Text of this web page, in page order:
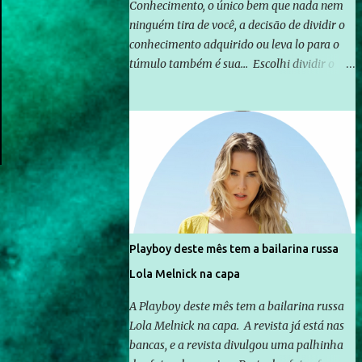
Conhecimento, o único bem que nada nem
ninguém tira de você, a decisão de dividir o
conhecimento adquirido ou leva lo para o
túmulo também é sua... Escolhi dividir o
mais e mais pessoas terem acesso a
educação e ao conhecimento. Não sou
Professor, a mais nobre das profissões, mas
tento ser um empreendedor da
comunicação, que além de informação
cotidiana, corriqueira e cada vez mais
preocupantes, do tipo que você já esta
acostumado a ver neste espaço, vou
trabalhar a ideia que possibilite distribuir
consistente a riqueza do conhecimento...
Exemplo: o cidadão brasileiro não precisa só
ser informado sobre operações da Lava Jato,
Playboy deste mês tem a bailarina russa
Lola Melnick na capa
A Playboy deste mês tem a bailarina russa
Lola Melnick na capa. A revista já está nas
bancas, e a revista divulgou uma palhinha